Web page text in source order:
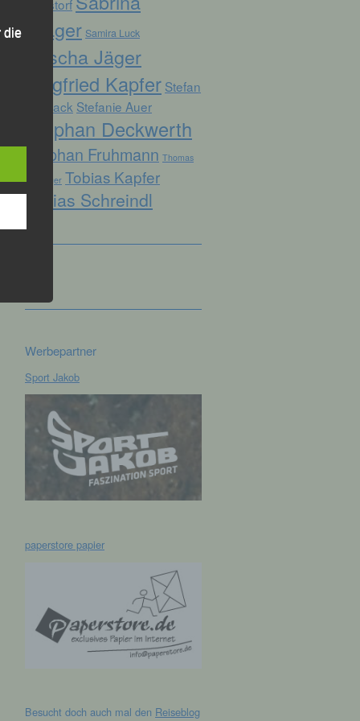
Ruhstorf
Prager Samira Luck
Sascha Jäger
Siegfried Kapfer Stefan
Biersack Stefanie Auer
Stephan Deckwerth
Stephan Fruhmann Thomas
Kopfinger Tobias Kapfer
Tobias Schreindl
Werbepartner
Sport Jakob
paperstore papier
Besucht doch auch mal den Reiseblog
die